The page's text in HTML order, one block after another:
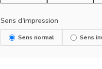
Sens d'impression
Sens normal Sens